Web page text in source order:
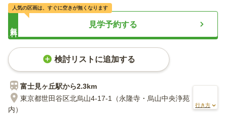
見学予約する
人気の区画は、すぐに空きが無くなります
検討リストに追加する
富士見ヶ丘駅から2.3km
東京都世田谷区北烏山4-17-1（永隆寺・烏山中央浄苑
内）
行き方